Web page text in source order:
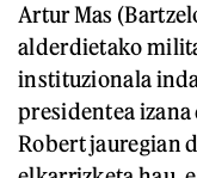
Artur Mas
alderdietako
instituzionala
presidentea
Robert jauregian